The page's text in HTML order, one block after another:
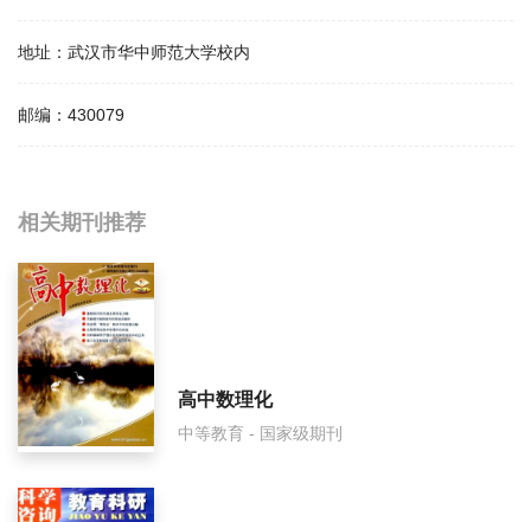
地址： 武汉市华中师范大学校内
邮编： 430079
相关提问
语文教学与研究影响因子是多少？
语文教学与研究怎么样？
语文教学与研究面费如何收取？
语文教学与研究是什么级别刊物？
语文教学与研究审稿要多久？
相关期刊推荐
高中数理化
中等教育 - 国家级期刊